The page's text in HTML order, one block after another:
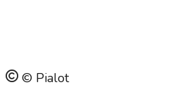
© Pialot